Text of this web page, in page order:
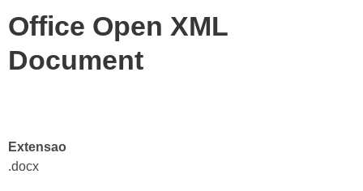
Office Open XML
Document
Extensao
.docx